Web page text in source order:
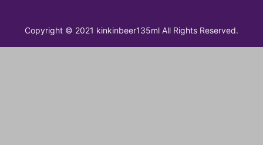
Copyright © 2021 kinkinbeer135ml All Rights Reserved.